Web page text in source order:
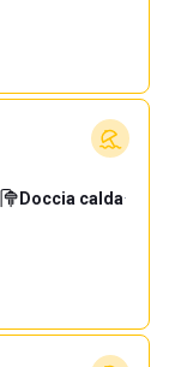
Doccia calda·